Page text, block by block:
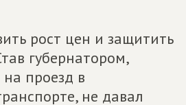
рост цен и защитить
губернатором,
проезд в
не давал